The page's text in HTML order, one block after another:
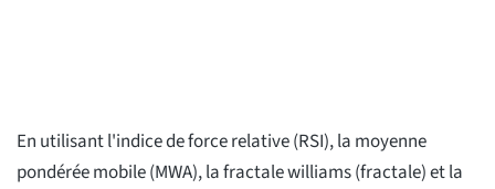
En utilisant l'indice de force relative (RSI), la moyenne
pondérée mobile (MWA), la fractale williams (fractale) et la